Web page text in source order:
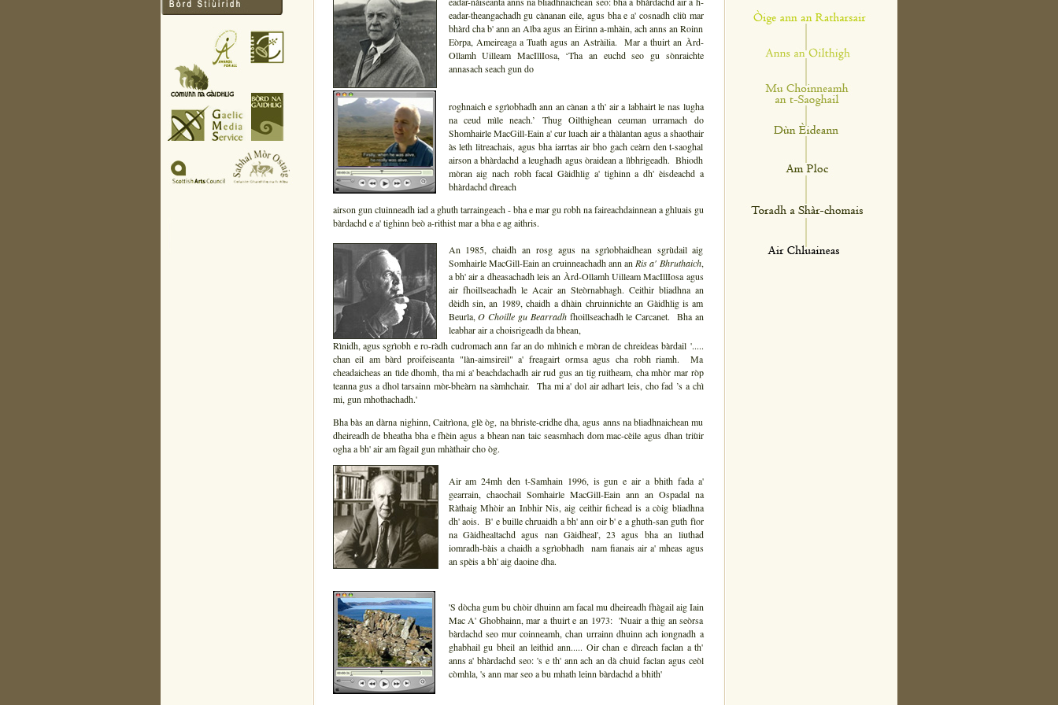
eadar-theangachadh gu cànanan eile, agus bha e a' cosnadh cliù mar
bhàrd cha b' ann an Alba agus an Èirinn a-mhàin, ach anns an Roinn
Eòrpa, Ameireaga a Tuath agus an Astràilia. Mar a thuirt an Àrd-
Ollamh Uilleam MacIllIosa, ‘Tha an euchd seo gu sònraichte
annasach seach gun do
roghnaich e sgrìobhadh ann an cànan a th' air a labhairt le nas lugha
na ceud mìle neach.’ Thug Oilthighean ceuman urramach do
Shomhairle MacGill-Eain a' cur luach air a thàlantan agus a shaothair
às leth litreachais, agus bha iarrtas air bho gach ceàrn den t-saoghal
airson a bhàrdachd a leughadh agus òraidean a lìbhrigeadh. Bhiodh
mòran aig nach robh facal Gàidhlig a' tighinn a dh' èisdeachd a
bhàrdachd dìreach
airson gun cluinneadh iad a ghuth tarraingeach - bha e mar gu robh na faireachdainnean a ghluais gu
bàrdachd e a' tighinn beò a-rithist mar a bha e ag aithris.
An 1985, chaidh an rosg agus na sgrìobhaidhean sgrùdail aig
Somhairle MacGill-Eain an cruinneachadh ann an Ris a' Bhruthaich,
a bh' air a dheasachadh leis an Àrd-Ollamh Uilleam MacIllIosa agus
air fhoillseachadh le Acair an Steòrnabhagh. Ceithir bliadhna an
dèidh sin, an 1989, chaidh a dhàin chruinnichte an Gàidhlig is am
Beurla,O Choille gu Bearradhfhoillseachadh le Carcanet. Bha an
leabhar air a choisrigeadh da bhean,
Rìnidh, agus sgrìobh e ro-ràdh cudromach ann far an do mhìnich e mòran de chreideas bàrdail '.....
chan eil am bàrd proifeiseanta "làn-aimsireil" a' freagairt ormsa agus cha robh riamh. Ma
cheadaicheas an tìde dhomh, tha mi a' beachdachadh air rud gus an tig ruitheam, cha mhòr mar ròp
teanna gus a dhol tarsainn mòr-bheàrn na sàmhchair. Tha mi a' dol air adhart leis, cho fad ’s a chì
mi, gun mhothachadh.'
Bha bàs an dàrna nighinn, Caitrìona, glè òg, na bhriste-cridhe dha, agus anns na bliadhnaichean mu
dheireadh de bheatha bha e fhèin agus a bhean nan taic seasmhach dom mac-cèile agus dhan triùir
ogha a bh' air am fàgail gun mhàthair cho òg.
Air am 24mh den t-Samhain 1996, is gun e air a bhith fada a'
gearrain, chaochail Somhairle MacGill-Eain ann an Ospadal na
Ràthaig Mhòir an Inbhir Nis, aig ceithir fichead is a còig bliadhna
dh' aois. B' e buille chruaidh a bh' ann oir b' e a ghuth-san guth fìor
na Gàidhealtachd agus nan Gàidheal', 23 agus bha an liuthad
iomradh-bàis a chaidh a sgrìobhadh nam fianais air a' mheas agus
an spèis a bh' aig daoine dha.
'S dòcha gum bu chòir dhuinn am facal mu dheireadh fhàgail aig Iain
Mac A' Ghobhainn, mar a thuirt e an 1973: 'Nuair a thig an seòrsa
bàrdachd seo mur coinneamh, chan urrainn dhuinn ach iongnadh a
ghabhail gu bheil an leithid ann..... Oir chan e dìreach faclan a th'
anns a' bhàrdachd seo: 's e th' ann ach an dà chuid faclan agus ceòl
còmhla, 's ann mar seo a bu mhath leinn bàrdachd a bhith'